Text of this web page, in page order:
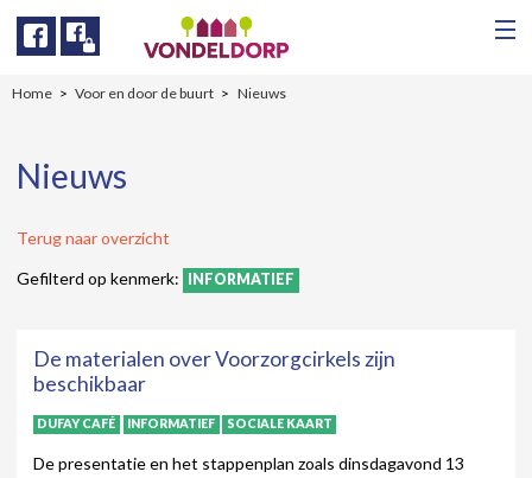
Facebook
Home Voor en door de buurt Nieuws
Nieuws
Terug naar overzicht
Gefilterd op kenmerk: INFORMATIEF
De materialen over Voorzorgcirkels zijn
beschikbaar
DUFAY CAFÉ INFORMATIEF SOCIALE KAART
De presentatie en het stappenplan zoals dinsdagavond 13